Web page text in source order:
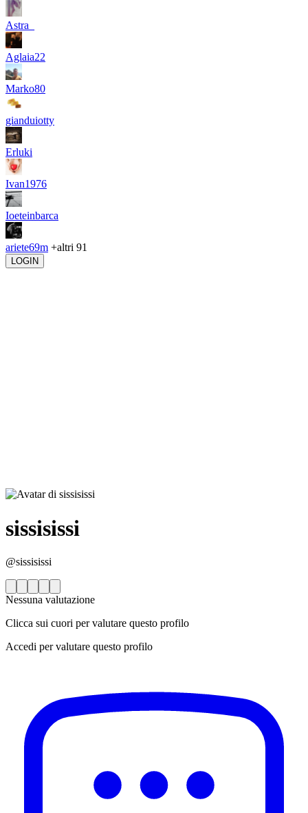
Astra_
Aglaia22
Marko80
gianduiotty
Erluki
Ivan1976
Ioeteinbarca
ariete69m +altri 91
LOGIN
sissisissi
@sissisissi
Nessuna valutazione
Clicca sui cuori per valutare questo profilo
Accedi per valutare questo profilo